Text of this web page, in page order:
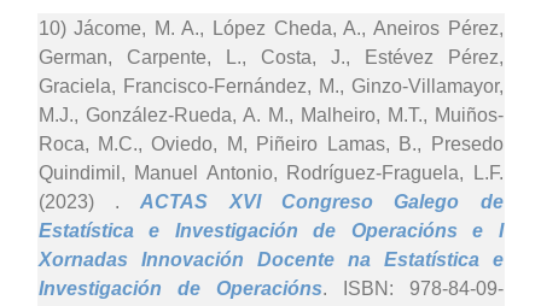
10) Jácome, M. A., López Cheda, A., Aneiros Pérez,
German, Carpente, L., Costa, J., Estévez Pérez,
Graciela, Francisco-Fernández, M., Ginzo-Villamayor,
M.J., González-Rueda, A. M., Malheiro, M.T., Muiños-
Roca, M.C., Oviedo, M, Piñeiro Lamas, B., Presedo
Quindimil, Manuel Antonio, Rodríguez-Fraguela, L.F.
(2023) .ACTAS XVI Congreso Galego de
Estatística e Investigación de Operacións e I
Xornadas Innovación Docente na Estatística e
Investigación de Operacións. ISBN: 978-84-09-